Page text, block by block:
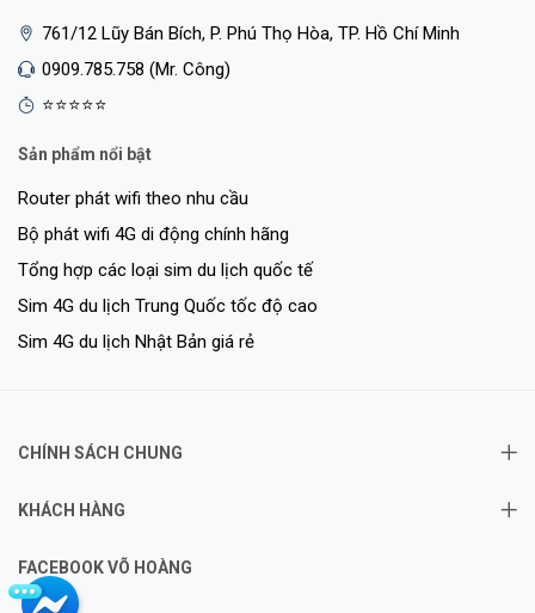
761/12 Lũy Bán Bích, P. Phú Thọ Hòa, TP. Hồ Chí Minh
0909.785.758 (Mr. Công)
⭐⭐⭐⭐⭐
Sản phẩm nổi bật
Router phát wifi theo nhu cầu
Bộ phát wifi 4G di động chính hãng
Tổng hợp các loại sim du lịch quốc tế
Sim 4G du lịch Trung Quốc tốc độ cao
Sim 4G du lịch Nhật Bản giá rẻ
CHÍNH SÁCH CHUNG
KHÁCH HÀNG
FACEBOOK VÕ HOÀNG